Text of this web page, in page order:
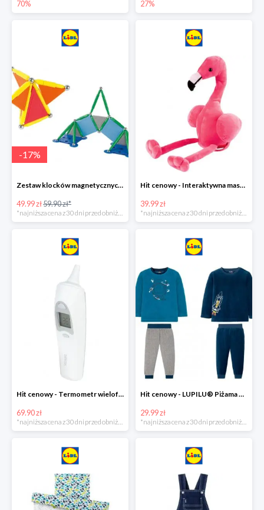
70% 27%
-17%
Zestaw klocków magnetycznych -16%
49.99 zł59.90 zł*
*najniższa cena z 30 dni przed obniżką
Hit cenowy - Interaktywna maskotka z efektami dźwiękowymi
39.99 zł
*najniższa cena z 30 dni przed obniżką
Hit cenowy - Termometr wielofunkcyjny
69.90 zł
*najniższa cena z 30 dni przed obniżką
Hit cenowy - LUPILU® Piżama welurowa chłopięca, 1 komplet
29.99 zł
*najniższa cena z 30 dni przed obniżką